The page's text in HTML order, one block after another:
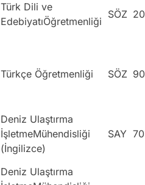
Türk Dili ve
EdebiyatıÖğretmenliği
SÖZ 20
Türkçe Öğretmenliği SÖZ 90
Deniz Ulaştırma
İşletmeMühendisliği
(İngilizce)
SAY 70
Deniz Ulaştırma